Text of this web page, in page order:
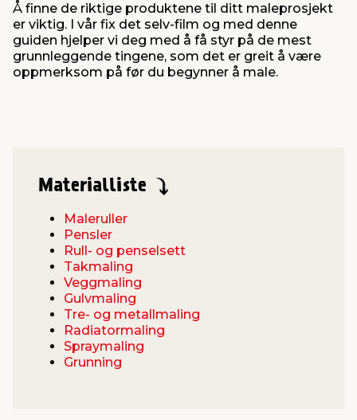
Å finne de riktige produktene til ditt maleprosjekt
er viktig. I vår fix det selv-film og med denne
guiden hjelper vi deg med å få styr på de mest
grunnleggende tingene, som det er greit å være
oppmerksom på før du begynner å male.
Materialliste
Maleruller
Pensler
Rull- og penselsett
Takmaling
Veggmaling
Gulvmaling
Tre- og metallmaling
Radiatormaling
Spraymaling
Grunning